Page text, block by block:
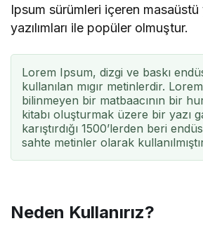
Ipsum sürümleri içeren masaüstü
yazılımları ile popüler olmuştur.
Lorem Ipsum, dizgi ve baskı
kullanılan mıgır metinlerdir.
bilinmeyen bir matbaacının bir
kitabı oluşturmak üzere bir yazı
karıştırdığı 1500’lerden beri
sahte metinler olarak
Neden Kullanırız?